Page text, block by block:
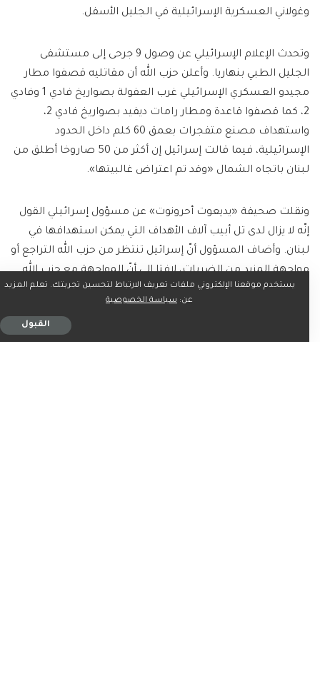
وغولاني العسكرية الإسرائيلية في الجليل الأسفل.
وتحدث الإعلام الإسرائيلي عن وصول 9 جرحى إلى مستشفى
الجليل الطبي بنهاريا. وأعلن حزب الله أن مقاتليه قصفوا مطار
مجيدو العسكري الإسرائيلي غرب العفولة بصواريخ فادي 1 وفادي
2، كما قصفوا قاعدة ومطار رامات ديفيد بصواريخ فادي 2،
واستهداف مصنع متفجرات بعمق 60 كلم داخل الحدود
الإسرائيلية، فيما قالت إسرائيل إن أكثر من 50 صاروخا أطلق من
لبنان باتجاه الشمال «وقد تم اعتراض غالبيتها».
ونقلت صحيفة «يديعوت أحرونوت» عن مسؤول إسرائيلي القول
إنّه لا يزال لدى تل أبيب آلاف الأهداف التي يمكن استهدافها في
لبنان. وأضاف المسؤول أنّ إسرائيل تنتظر من حزب الله التراجع أو
مواجهة المزيد من الضربات، لافتا إلى أنّ المواجهة مع حزب الله
ستستغرق وقتا.
وترافق القصف المتبادل بين إسرائيل وحزب الله مع موجة نزوح
يستخدم موقعنا الإلكتروني ملفات تعريف الارتباط لتحسين تجربتك. تعلم المزيد
عن: سياسة الخصوصية
القبول